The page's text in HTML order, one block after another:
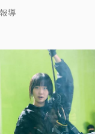
導